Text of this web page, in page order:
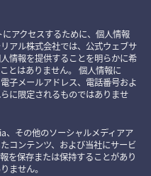
アクセスするために、個人情報
アル株式会社では、公式ウェブサ
情報を提供することを明らかに希
とはありません。 個人情報に
子メールアドレス、電話番号およ
に限定されるものではありませ
その他のソーシャルメディアア
コンテンツ、および当社にサービ
を保存または保持することがあり
ません。